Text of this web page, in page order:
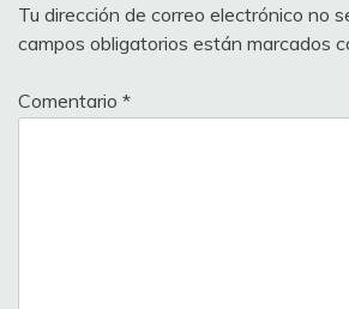
Tu dirección de correo electrónico no
campos obligatorios están marcados
Comentario *